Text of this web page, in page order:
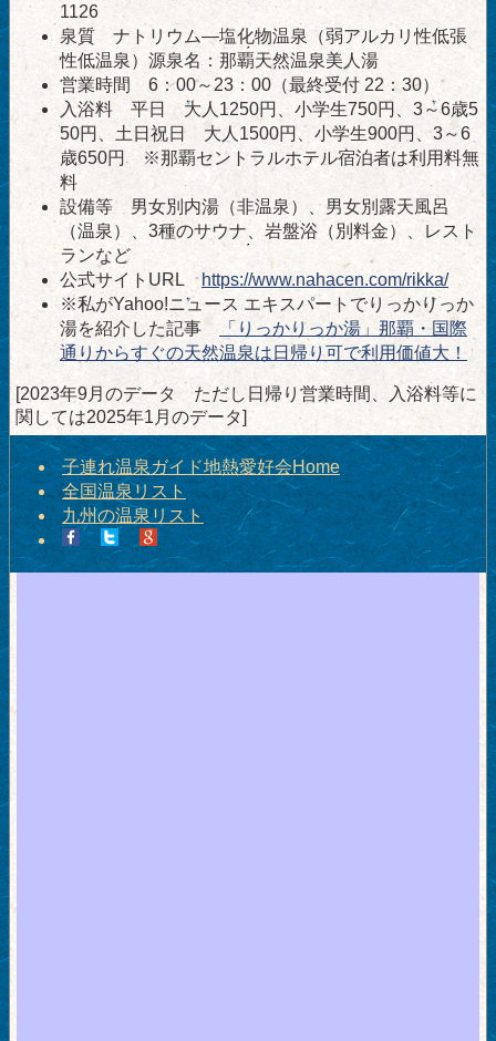
1126
泉質 ナトリウム―塩化物温泉（弱アルカリ性低張
性低温泉）源泉名：那覇天然温泉美人湯
営業時間 6：00～23：00（最終受付 22：30）
入浴料 平日 大人1250円、小学生750円、3～6歳5
50円、土日祝日 大人1500円、小学生900円、3～6
歳650円 ※那覇セントラルホテル宿泊者は利用料無
料
設備等 男女別内湯（非温泉）、男女別露天風呂
（温泉）、3種のサウナ、岩盤浴（別料金）、レスト
ランなど
公式サイトURL https://www.nahacen.com/rikka/
※私がYahoo!ニュース エキスパートでりっかりっか
湯を紹介した記事 「りっかりっか湯」那覇・国際
通りからすぐの天然温泉は日帰り可で利用価値大！
[2023年9月のデータ ただし日帰り営業時間、入浴料等に
関しては2025年1月のデータ]
子連れ温泉ガイド地熱愛好会Home
全国温泉リスト
九州の温泉リスト